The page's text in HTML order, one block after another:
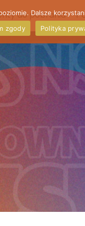
do pobrania
Dalsze
zgody Polityka